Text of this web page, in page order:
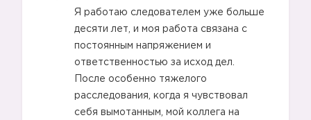
Я работаю следователем уже больше
десяти лет, и моя работа связана с
постоянным напряжением и
ответственностью за исход дел.
После особенно тяжелого
расследования, когда я чувствовал
себя вымотанным, мой коллега на